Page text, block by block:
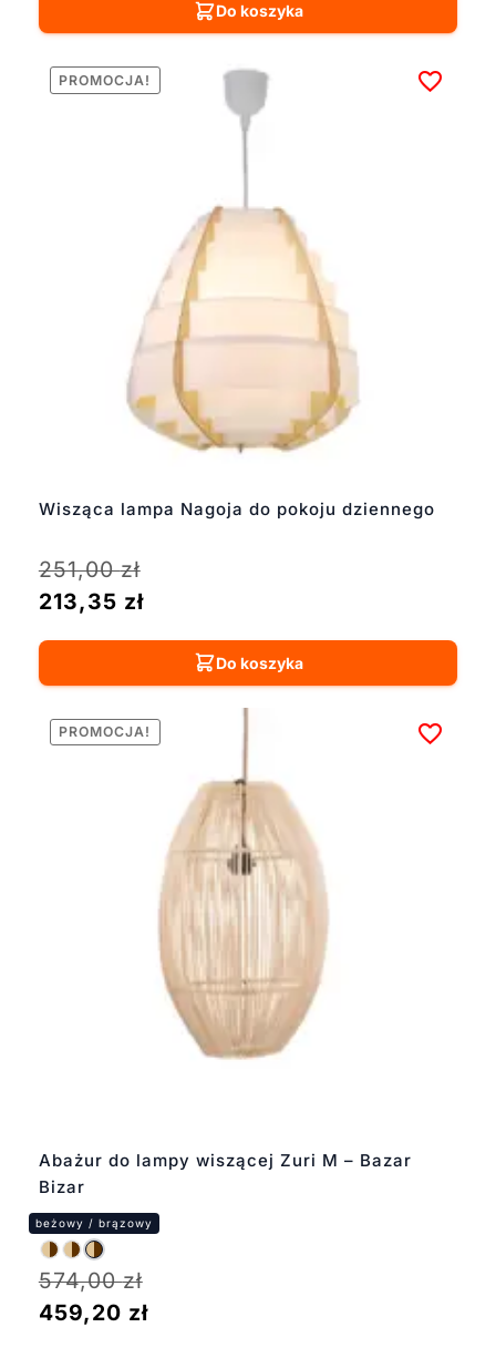
Do koszyka
Wisząca lampa Nagoja do pokoju dziennego
PROMOCJA!
251,00zł
213,35 zł
Do koszyka
Abażur do lampy wiszącej Zuri M – Bazar
Bizar
PROMOCJA!
574,00zł
459,20 zł